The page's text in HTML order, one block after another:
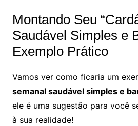
Montando Seu
Saudável Simples e
Exemplo Prático
Vamos ver como ficaria um
semanal saudável simples e
ele é uma sugestão para você
à sua realidade!